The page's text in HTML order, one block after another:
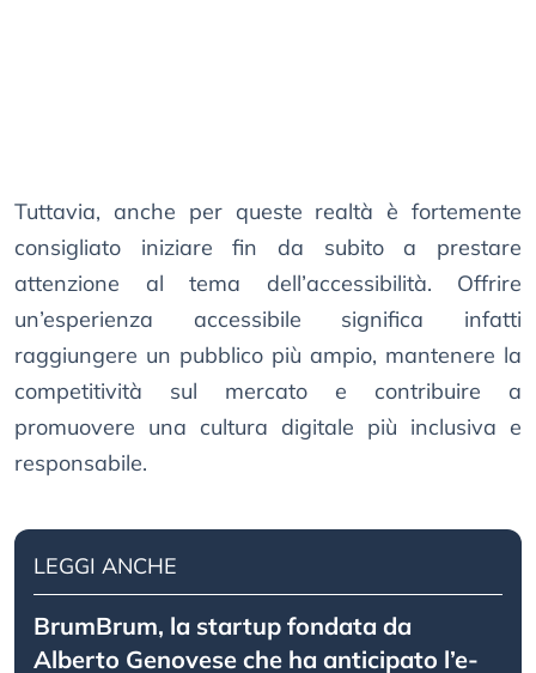
Tuttavia, anche per queste realtà è fortemente
consigliato iniziare fin da subito a prestare
attenzione al tema dell’accessibilità. Offrire
un’esperienza accessibile significa infatti
raggiungere un pubblico più ampio, mantenere la
competitività sul mercato e contribuire a
promuovere una cultura digitale più inclusiva e
responsabile.
LEGGI ANCHE
BrumBrum, la startup fondata da
Alberto Genovese che ha anticipato l’e-